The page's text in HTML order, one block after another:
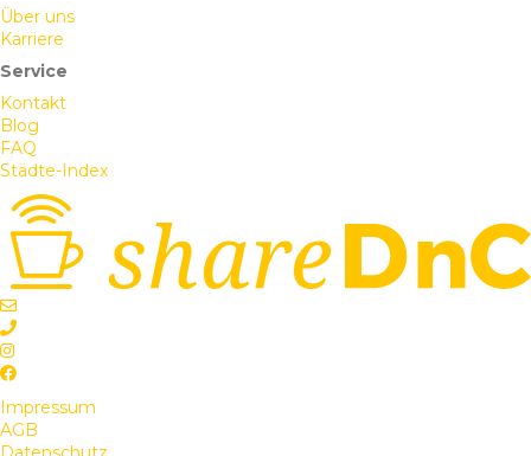
Über uns
Karriere
Service
Kontakt
Blog
FAQ
Städte-Index
Impressum
AGB